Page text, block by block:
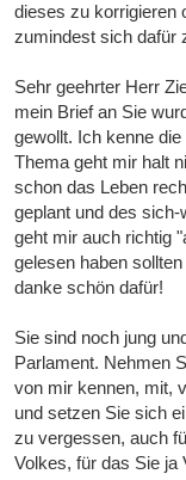
dieses zu korrigieren
zumindest sich dafür
Sehr geehrter Herr
mein Brief an Sie
gewollt. Ich kenne
Thema geht mir halt
schon das Leben
geplant und des
geht mir auch richtig
gelesen haben
danke schön dafür!
Sie sind noch jung
Parlament. Nehmen
von mir kennen, mit,
und setzen Sie sich
zu vergessen, auch
Volkes, für das Sie ja